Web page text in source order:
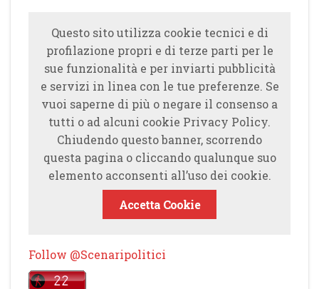
Questo sito utilizza cookie tecnici e di
profilazione propri e di terze parti per le
sue funzionalità e per inviarti pubblicità
e servizi in linea con le tue preferenze. Se
vuoi saperne di più o negare il consenso a
tutti o ad alcuni cookie Privacy Policy.
Chiudendo questo banner, scorrendo
questa pagina o cliccando qualunque suo
elemento acconsenti all’uso dei cookie.
Accetta Cookie
Follow @Scenaripolitici